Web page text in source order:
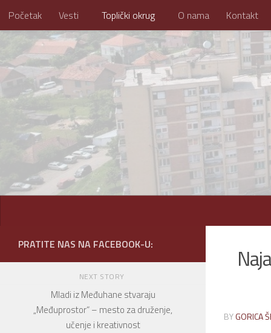
Skip to content
Početak Vesti Toplički okrug O nama Kontakt
BYGORICA
PRATITE NAS NA FACEBOOK-U:
NEXT STORY
Mladi iz Međuhane stvaraju
„Međuprostor“ – mesto za druženje,
učenje i kreativnost